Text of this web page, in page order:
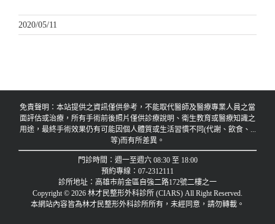
2020/05/11
免責聲明：本站提供之資訊僅供參考，不能取代醫師及醫療專業人員之當
面評估或治療，所有手術前後照片僅供診療說明、衛生教育或醫療知識之
用途，最終手術效果仍有可能因個人體質或生活習慣不同(代謝、飲食、...
等)而有所差異。
門診時間：週一至週六 08:30 至 18:00
預約專線：07-2312111
診所地址：高雄市前金區自強二路172號二樓之一
Copyright © 2026 林才民整形外科診所 (CIARS) All Right Reserved.
本網站內容皆為林才民整形外科診所所有，未經同意，請勿轉載。